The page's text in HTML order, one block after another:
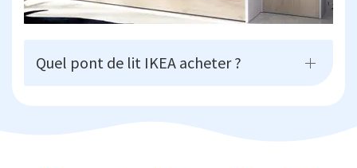
Quel pont de lit IKEA acheter ?